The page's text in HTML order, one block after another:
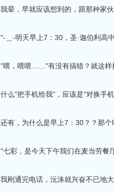
我晕，早就应该想到的，跟那种家
"-＿-明天早上7：30，圣·迦伯利
"喂，喂喂……"有没有搞错？就这样
什么"把手机给我"，应该是"对换手
还有，为什么是早上7：30？？
"七彩，是今天下午我们在麦当劳餐
我刚通完电话，沅洙就兴奋不已地